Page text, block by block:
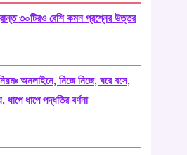
৩০টিরও বেশি কমন প্রশ্নের উত্তর
অনলাইনে, নিজে নিজে, ঘরে বসে,
ধাপে পদ্ধতির বর্ণনা